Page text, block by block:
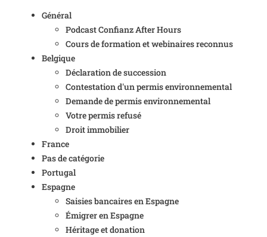
Général
Podcast Confianz After Hours
Cours de formation et webinaires reconnus
Belgique
Déclaration de succession
Contestation d'un permis environnemental
Demande de permis environnemental
Votre permis refusé
Droit immobilier
France
Pas de catégorie
Portugal
Espagne
Saisies bancaires en Espagne
Émigrer en Espagne
Héritage et donation